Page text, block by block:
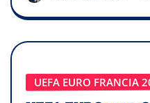
UEFA EURO FRANCIA